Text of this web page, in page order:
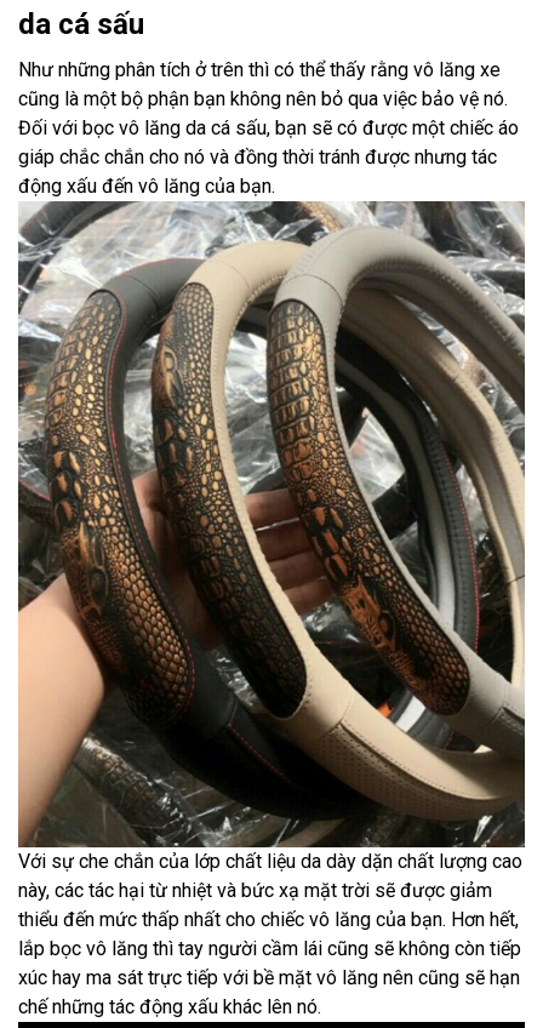
da cá sấu
Như những phân tích ở trên thì có thể thấy rằng vô lăng xe
cũng là một bộ phận bạn không nên bỏ qua việc bảo vệ nó.
Đối với bọc vô lăng da cá sấu, bạn sẽ có được một chiếc áo
giáp chắc chắn cho nó và đồng thời tránh được nhưng tác
động xấu đến vô lăng của bạn.
Với sự che chắn của lớp chất liệu da dày dặn chất lượng cao
này, các tác hại từ nhiệt và bức xạ mặt trời sẽ được giảm
thiểu đến mức thấp nhất cho chiếc vô lăng của bạn. Hơn hết,
lắp bọc vô lăng thì tay người cầm lái cũng sẽ không còn tiếp
xúc hay ma sát trực tiếp với bề mặt vô lăng nên cũng sẽ hạn
chế những tác động xấu khác lên nó.